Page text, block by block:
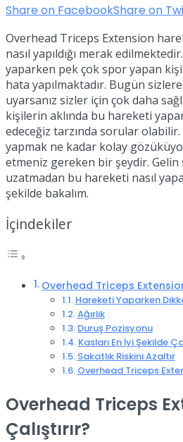
Share on FacebookShare on
Overhead Triceps Extension
nasıl yapıldığı merak
yaparken pek çok spor yapan
hata yapılmaktadır. Bugün
uyarsanız sizler için çok daha
kişilerin aklında bu hareketi
edeceğiz tarzında sorular
yapmak ne kadar kolay
etmeniz gereken bir şeydir. Gelin
uzatmadan bu hareketi nasıl
şekilde bakalım.
İçindekiler
Overhead Triceps
Hareketi Yaparken
Ağırlık
Duruş Pozisyonu
Kasları En İyi Şekilde
Sakatlık Riskini Azaltır
Overhead Triceps
Overhead Triceps
Çalıştırır?